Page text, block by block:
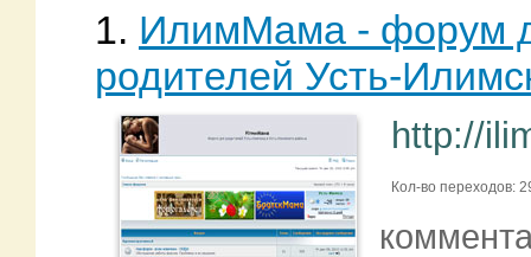
1. ИлимМама - форум
родителей Усть-
http://
Кол-во переходов: